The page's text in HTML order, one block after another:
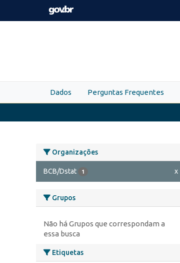
Skip to main content
Dados Perguntas Frequentes
Organizações
BCB/Dstat 1 x
Grupos
Não há Grupos que correspondam a
essa busca
Etiquetas